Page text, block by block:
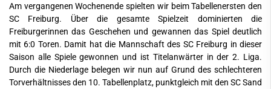
Am vergangenen Wochenende spielten wir beim Tabellenersten den
SC Freiburg. Über die gesamte Spielzeit dominierten die
Freiburgerinnen das Geschehen und gewannen das Spiel deutlich
mit 6:0 Toren. Damit hat die Mannschaft des SC Freiburg in dieser
Saison alle Spiele gewonnen und ist Titelanwärter in der 2. Liga.
Durch die Niederlage belegen wir nun auf Grund des schlechteren
Torverhältnisses den 10. Tabellenplatz, punktgleich mit den SC Sand